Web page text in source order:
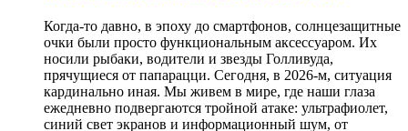
Когда-то давно, в эпоху до смартфонов, солнцезащитные
очки были просто функциональным аксессуаром. Их
носили рыбаки, водители и звезды Голливуда,
прячущиеся от папарацци. Сегодня, в 2026-м, ситуация
кардинально иная. Мы живем в мире, где наши глаза
ежедневно подвергаются тройной атаке: ультрафиолет,
синий свет экранов и информационный шум, от